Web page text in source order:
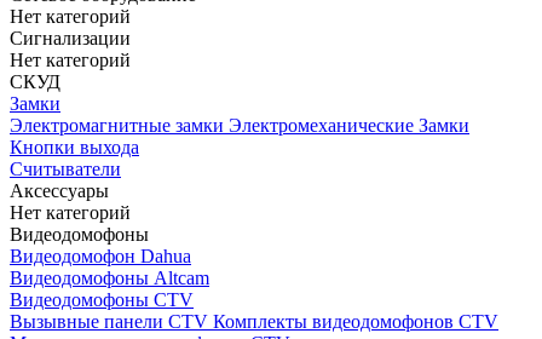
Нет категорий
Сигнализации
Нет категорий
СКУД
Замки
Электромагнитные замки Электромеханические Замки
Кнопки выхода
Считыватели
Аксессуары
Нет категорий
Видеодомофоны
Видеодомофон Dahua
Видеодомофоны Altcam
Видеодомофоны CTV
Вызывные панели CTV Комплекты видеодомофонов CTV